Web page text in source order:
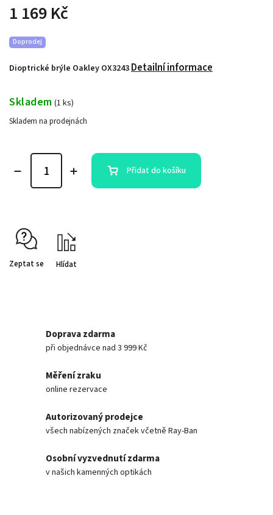
1 169 Kč
Dioptrické brýle Oakley OX3243Detailní informace
Doprodej
Skladem (1 ks)
Skladem na prodejnách
Přidat do košíku
Zeptat se Hlídat
Doprava zdarma
při objednávce nad 3 999 Kč
Měření zraku
online rezervace
Autorizovaný prodejce
všech nabízených značek včetně Ray-Ban
Osobní vyzvednutí zdarma
v našich kamenných optikách